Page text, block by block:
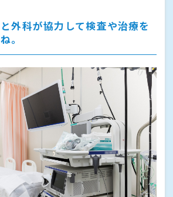
外科が協力して検査や治療を
。